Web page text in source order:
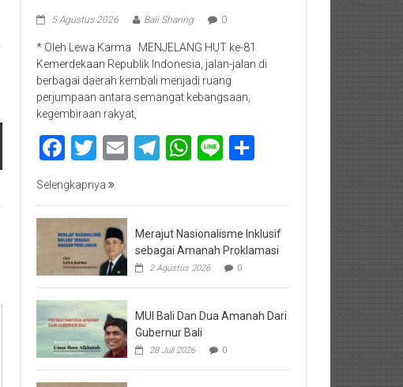
5 Agustus 2026 Bali Sharing 0
* Oleh Lewa Karma MENJELANG HUT ke-81
Kemerdekaan Republik Indonesia, jalan-jalan di
berbagai daerah kembali menjadi ruang
perjumpaan antara semangat kebangsaan,
kegembiraan rakyat,
Facebook
Twitter
EmailTelegram
WhatsApp
Line
Selengkapnya
Merajut Nasionalisme Inklusif
sebagai Amanah Proklamasi
2 Agustus 2026 0
MUI Bali Dan Dua Amanah Dari
Gubernur Bali
28 Juli 2026 0